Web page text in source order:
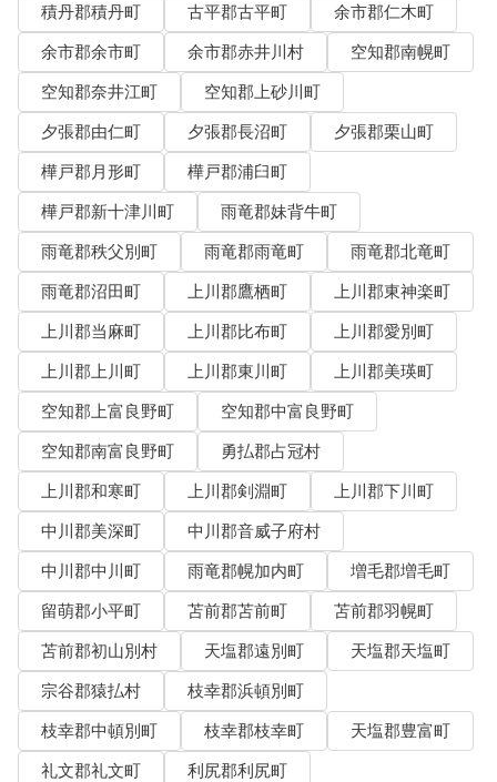
積丹郡積丹町
古平郡古平町
余市郡仁木町
余市郡余市町
余市郡赤井川村
空知郡南幌町
空知郡奈井江町
空知郡上砂川町
夕張郡由仁町
夕張郡長沼町
夕張郡栗山町
樺戸郡月形町
樺戸郡浦臼町
樺戸郡新十津川町
雨竜郡妹背牛町
雨竜郡秩父別町
雨竜郡雨竜町
雨竜郡北竜町
雨竜郡沼田町
上川郡鷹栖町
上川郡東神楽町
上川郡当麻町
上川郡比布町
上川郡愛別町
上川郡上川町
上川郡東川町
上川郡美瑛町
空知郡上富良野町
空知郡中富良野町
空知郡南富良野町
勇払郡占冠村
上川郡和寒町
上川郡剣淵町
上川郡下川町
中川郡美深町
中川郡音威子府村
中川郡中川町
雨竜郡幌加内町
増毛郡増毛町
留萌郡小平町
苫前郡苫前町
苫前郡羽幌町
苫前郡初山別村
天塩郡遠別町
天塩郡天塩町
宗谷郡猿払村
枝幸郡浜頓別町
枝幸郡中頓別町
枝幸郡枝幸町
天塩郡豊富町
礼文郡礼文町
利尻郡利尻町